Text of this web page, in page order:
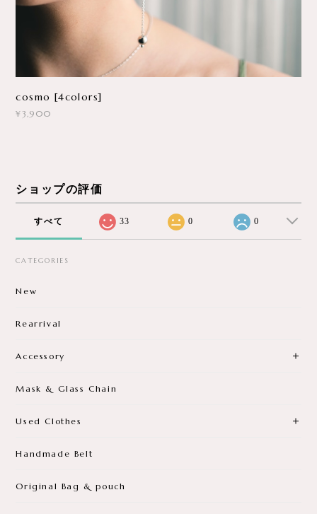
cosmo [4colors]
¥3,900
ショップの評価
すべて 33 0 0
CATEGORIES
New
Rearrival
Accessory
Mask & Glass Chain
Used Clothes
Handmade Belt
Original Bag & pouch